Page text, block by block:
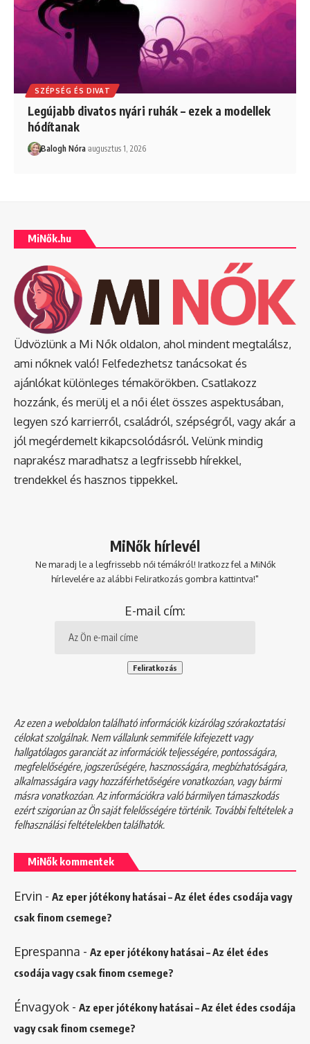
SZÉPSÉG ÉS DIVAT
Legújabb divatos nyári ruhák – ezek a modellek
hódítanak
Balogh Nóra augusztus 1, 2026
MiNők.hu
Üdvözlünk a Mi Nők oldalon, ahol mindent megtalálsz,
ami nőknek való! Felfedezhetsz tanácsokat és
ajánlókat különleges témakörökben. Csatlakozz
hozzánk, és merülj el a női élet összes aspektusában,
legyen szó karrierről, családról, szépségről, vagy akár a
jól megérdemelt kikapcsolódásról. Velünk mindig
naprakész maradhatsz a legfrissebb hírekkel,
trendekkel és hasznos tippekkel.
MiNők hírlevél
Ne maradj le a legfrissebb női témákról! Iratkozz fel a MiNők
hírlevelére az alábbi Feliratkozás gombra kattintva!"
E-mail cím:
Az ezen a weboldalon található információk kizárólag szórakoztatási
célokat szolgálnak. Nem vállalunk semmiféle kifejezett vagy
hallgatólagos garanciát az információk teljességére, pontosságára,
megfelelőségére, jogszerűségére, hasznosságára, megbízhatóságára,
alkalmasságára vagy hozzáférhetőségére vonatkozóan, vagy bármi
másra vonatkozóan. Az információkra való bármilyen támaszkodás
ezért szigorúan az Ön saját felelősségére történik. További feltételek a
felhasználási feltételekbentalálhatók.
MiNők kommentek
Ervin - Az eper jótékony hatásai – Az élet édes csodája vagy
csak finom csemege?
Eprespanna - Az eper jótékony hatásai – Az élet édes
csodája vagy csak finom csemege?
Énvagyok - Az eper jótékony hatásai – Az élet édes csodája
vagy csak finom csemege?